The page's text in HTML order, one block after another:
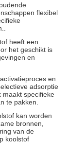
flexibel
heeft een
het geschikt is
en
en
adsorptie
maakt specifieke
te pakken.
kan worden
bronnen,
van de
koolstof